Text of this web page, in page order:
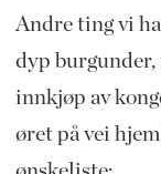
Andre ting vi
dyp burgunder,
innkjøp av
øret på vei